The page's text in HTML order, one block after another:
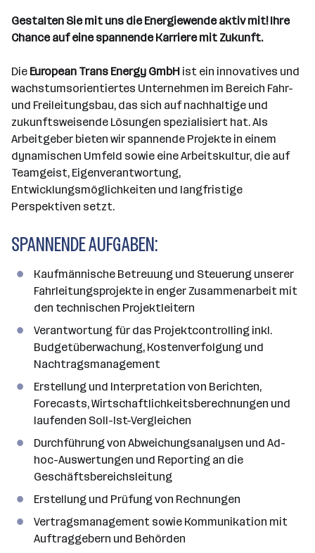
e
r
l
l
n
t
g
b
e
r
r
b
i
t
e
r
*
i
n
n
e
a
a
n
o
r
t
e
Gestalten Sie mit uns die Energiewende aktiv mit! Ihre
Chance auf eine spannende Karriere mit Zukunft.
Die European Trans Energy GmbH ist ein innovatives und
wachstumsorientiertes Unternehmen im Bereich Fahr-
und Freileitungsbau, das sich auf nachhaltige und
zukunftsweisende Lösungen spezialisiert hat. Als
Arbeitgeber bieten wir spannende Projekte in einem
dynamischen Umfeld sowie eine Arbeitskultur, die auf
Teamgeist, Eigenverantwortung,
Entwicklungsmöglichkeiten und langfristige
Perspektiven setzt.
SPANNENDE AUFGABEN:
Kaufmännische Betreuung und Steuerung unserer
Fahrleitungsprojekte in enger Zusammenarbeit mit
den technischen Projektleitern
Verantwortung für das Projektcontrolling inkl.
Budgetüberwachung, Kostenverfolgung und
Nachtragsmanagement
Erstellung und Interpretation von Berichten,
Forecasts, Wirtschaftlichkeitsberechnungen und
laufenden Soll-Ist-Vergleichen
Durchführung von Abweichungsanalysen und Ad-
hoc-Auswertungen und Reporting an die
Geschäftsbereichsleitung
Erstellung und Prüfung von Rechnungen
Vertragsmanagement sowie Kommunikation mit
Auftraggebern und Behörden